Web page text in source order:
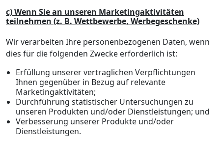
c) Wenn Sie an unseren Marketingaktivitäten
teilnehmen (z. B. Wettbewerbe, Werbegeschenke)
Wir verarbeiten Ihre personenbezogenen Daten, wenn
dies für die folgenden Zwecke erforderlich ist:
Erfüllung unserer vertraglichen Verpflichtungen
Ihnen gegenüber in Bezug auf relevante
Marketingaktivitäten;
Durchführung statistischer Untersuchungen zu
unseren Produkten und/oder Dienstleistungen; und
Verbesserung unserer Produkte und/oder
Dienstleistungen.